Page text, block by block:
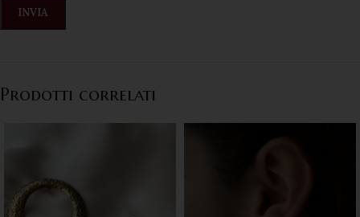
Prodotti correlati